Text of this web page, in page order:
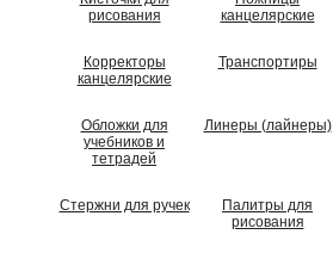
рисования
канцелярские
Корректоры
канцелярские
Транспортиры
Обложки для
учебников и
тетрадей
Линеры (лайнеры)
Стержни для ручек
Палитры для
рисования